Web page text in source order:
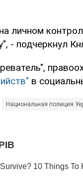
личном
- подчеркнул
в
Национальная полиция